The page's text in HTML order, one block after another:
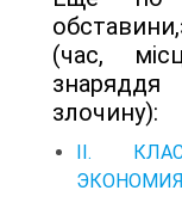
(час,
злочину):
II.
ЭКОНОМИЯ